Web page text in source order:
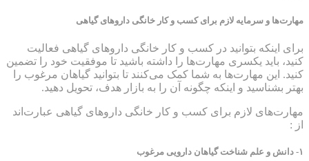
مهارت‌ها و سرمایه لازم برای کسب و کار خانگی داروهای گیاهی
برای اینکه بتوانید در کسب و کار خانگی داروهای گیاهی فعالیت
کنید، باید یکسری مهارت‌ها را داشته باشید تا موفقیت خود را تضمین
کنید. این مهارت‌ها به شما کمک می‌کنند تا بتوانید گیاهان مرغوب را
بهتر بشناسید و اینکه چگونه آن را به بازار هدف، تحویل دهید.
مهارت‌های لازم برای کسب و کار خانگی داروهای گیاهی عبارت‌اند
از :
۱- دانش و علم شناخت گیاهان دارویی مرغوب